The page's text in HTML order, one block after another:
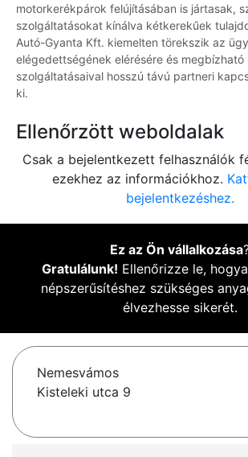
motorkerékpárok felújításában is jártasak,
szolgáltatásokat kínálva kétkerekűek
Autó-Gyanta Kft. kiemelten törekszik az
elégedettségének elérésére és megbízható
szolgáltatásaival hosszú távú partneri
ki.
Ellenőrzött weboldalak
Csak a bejelentkezett felhasználók
ezekhez az információkhoz.
bejelentkezéshez.
Ez az Ön vállalkozása
Gratulálunk! Ellenőrizze le,
népszerűsítéshez szükséges
élvezhesse sikerét.
Nemesvámos
Kisteleki utca 9